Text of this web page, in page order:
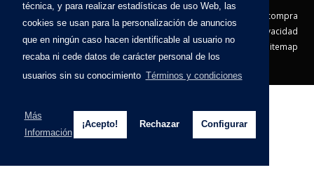
técnica, y para realizar estadísticas de uso Web, las
cookies se usan para la personalización de anuncios
que en ningún caso hacen identificable al usuario no
recaba ni cede datos de carácter personal de los
usuarios sin su conocimiento Términos y condiciones
Más
Información
¡Acepto! Rechazar Configurar
Condiciones de compra
Política de envíos
Política de devolución
Política de Privacidad
Política de Cookies
Sitemap